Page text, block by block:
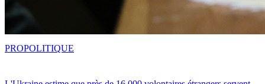
PROPOLITIQUE